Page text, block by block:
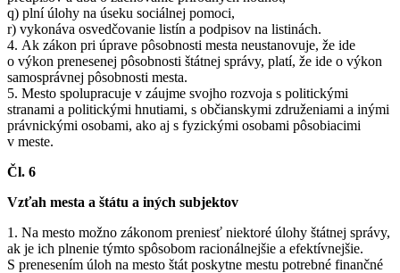
q) plní úlohy na úseku sociálnej pomoci,
r) vykonáva osvedčovanie listín a podpisov na listinách.
4. Ak zákon pri úprave pôsobnosti mesta neustanovuje, že ide
o výkon prenesenej pôsobnosti štátnej správy, platí, že ide o výkon
samosprávnej pôsobnosti mesta.
5. Mesto spolupracuje v záujme svojho rozvoja s politickými
stranami a politickými hnutiami, s občianskymi združeniami a inými
právnickými osobami, ako aj s fyzickými osobami pôsobiacimi
v meste.
Čl. 6
Vzťah mesta a štátu a iných subjektov
1. Na mesto možno zákonom preniesť niektoré úlohy štátnej správy,
ak je ich plnenie týmto spôsobom racionálnejšie a efektívnejšie.
S prenesením úloh na mesto štát poskytne mestu potrebné finančné